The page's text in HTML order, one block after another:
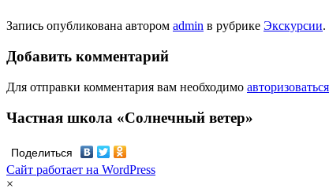
Запись опубликована автором admin в рубрике Экскурсии.
Добавить комментарий
Для отправки комментария вам необходимо авторизоваться
Частная школа «Солнечный ветер»
Поделиться
Сайт работает на WordPress
×